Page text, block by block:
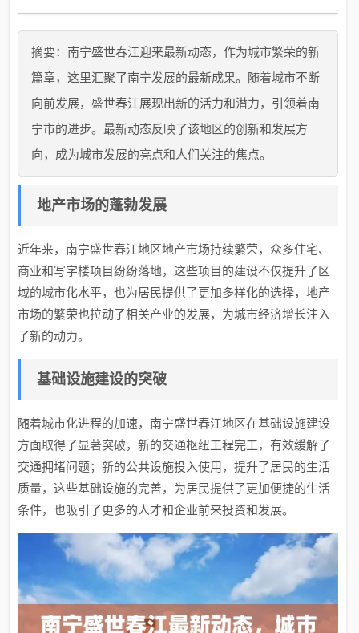
摘要：南宁盛世春江迎来最新动态，作为城市繁荣的新
篇章，这里汇聚了南宁发展的最新成果。随着城市不断
向前发展，盛世春江展现出新的活力和潜力，引领着南
宁市的进步。最新动态反映了该地区的创新和发展方
向，成为城市发展的亮点和人们关注的焦点。
地产市场的蓬勃发展
近年来，南宁盛世春江地区地产市场持续繁荣，众多住宅、
商业和写字楼项目纷纷落地，这些项目的建设不仅提升了区
域的城市化水平，也为居民提供了更加多样化的选择，地产
市场的繁荣也拉动了相关产业的发展，为城市经济增长注入
了新的动力。
基础设施建设的突破
随着城市化进程的加速，南宁盛世春江地区在基础设施建设
方面取得了显著突破，新的交通枢纽工程完工，有效缓解了
交通拥堵问题；新的公共设施投入使用，提升了居民的生活
质量，这些基础设施的完善，为居民提供了更加便捷的生活
条件，也吸引了更多的人才和企业前来投资和发展。